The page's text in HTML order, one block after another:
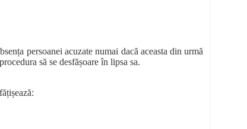
persoanei acuzate numai dacă aceasta din urmă
să se desfășoare în lipsa sa.